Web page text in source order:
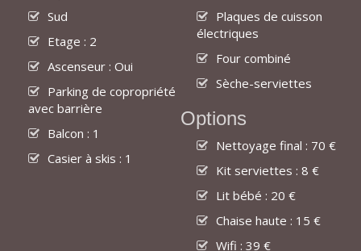
Sud
Etage : 2
Ascenseur : Oui
Parking de copropriété
avec barrière
Balcon : 1
Casier à skis : 1
Plaques de cuisson
électriques
Four combiné
Sèche-serviettes
Options
Nettoyage final : 70 €
Kit serviettes : 8 €
Lit bébé : 20 €
Chaise haute : 15 €
Wifi : 39 €